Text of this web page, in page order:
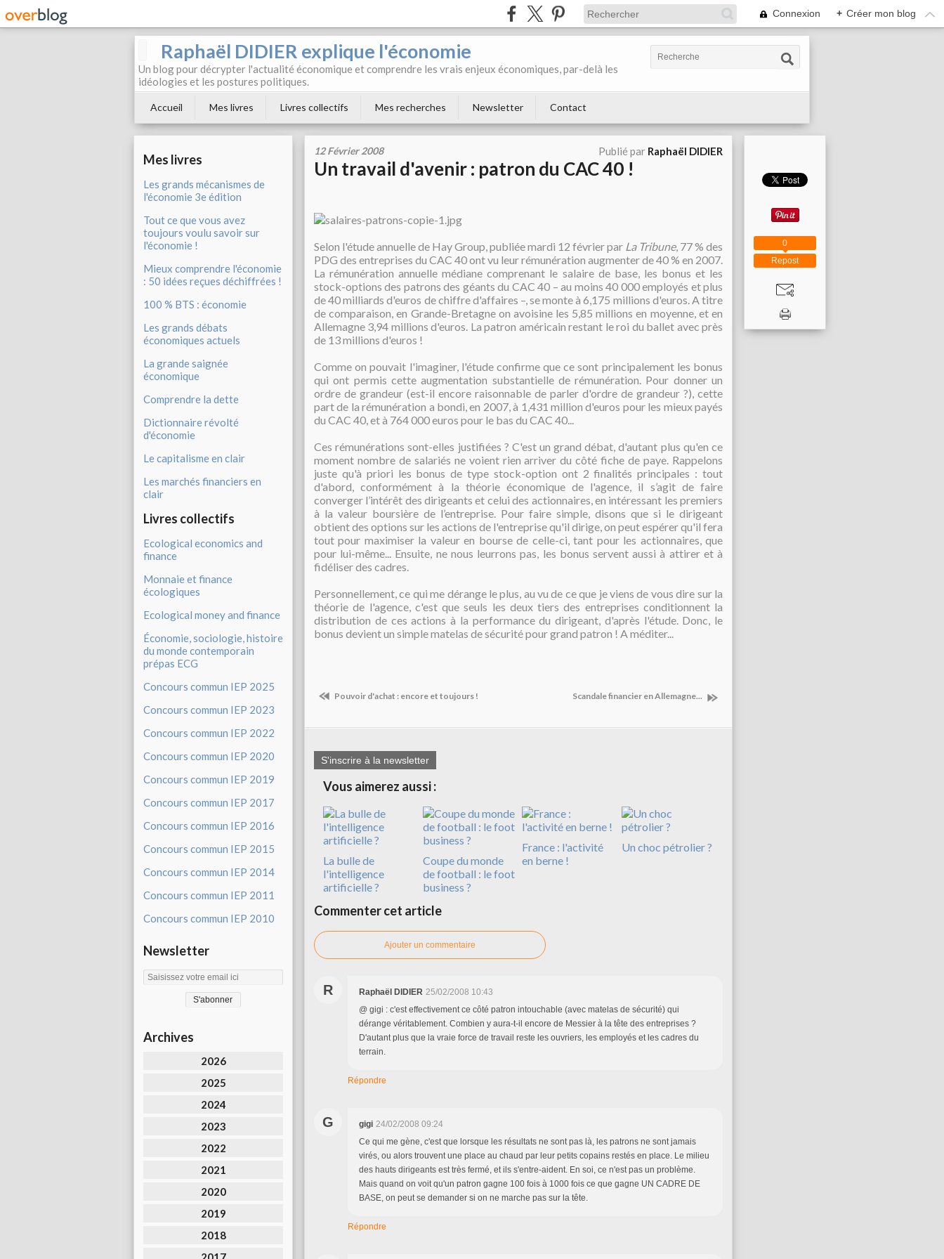
Connexion + Créer mon blog
Raphaël DIDIER explique l'économie
Un blog pour décrypter l'actualité économique et comprendre les vrais enjeux économiques, par-delà les
idéologies et les postures politiques.
Accueil Mes livres Livres collectifs Mes recherches Newsletter Contact
Mes livres
Les grands mécanismes de
l'économie 3e édition
Tout ce que vous avez
toujours voulu savoir sur
l'économie !
Mieux comprendre l'économie
: 50 idées reçues déchiffrées !
100 % BTS : économie
Les grands débats
économiques actuels
La grande saignée
économique
Comprendre la dette
Dictionnaire révolté
d'économie
Le capitalisme en clair
Les marchés financiers en
clair
Livres collectifs
Ecological economics and
finance
Monnaie et finance
écologiques
Ecological money and finance
Économie, sociologie, histoire
du monde contemporain
prépas ECG
Concours commun IEP 2025
Concours commun IEP 2023
Concours commun IEP 2022
Concours commun IEP 2020
Concours commun IEP 2019
Concours commun IEP 2017
Concours commun IEP 2016
Concours commun IEP 2015
Concours commun IEP 2014
Concours commun IEP 2011
Concours commun IEP 2010
Newsletter
Archives
2026
2025
2024
2023
2022
2021
2020
2019
2018
12 Février 2008 Publié par Raphaël DIDIER
Un travail d'avenir : patron du CAC 40 !
Selon l'étude annuelle de Hay Group, publiée mardi 12 février par La Tribune, 77 % des
PDG des entreprises du CAC 40 ont vu leur rémunération augmenter de 40 % en 2007.
La rémunération annuelle médiane comprenant le salaire de base, les bonus et les
stock-options des patrons des géants du CAC 40 – au moins 40 000 employés et plus
de 40 milliards d'euros de chiffre d'affaires –, se monte à 6,175 millions d'euros. A titre
de comparaison, en Grande-Bretagne on avoisine les 5,85 millions en moyenne, et en
Allemagne 3,94 millions d'euros. La patron américain restant le roi du ballet avec près
de 13 millions d'euros !
Comme on pouvait l'imaginer, l'étude confirme que ce sont principalement les bonus
qui ont permis cette augmentation substantielle de rémunération. Pour donner un
ordre de grandeur (est-il encore raisonnable de parler d'ordre de grandeur ?), cette
part de la rémunération a bondi, en 2007, à 1,431 million d'euros pour les mieux payés
du CAC 40, et à 764 000 euros pour le bas du CAC 40...
Ces rémunérations sont-elles justifiées ? C'est un grand débat, d'autant plus qu'en ce
moment nombre de salariés ne voient rien arriver du côté fiche de paye. Rappelons
juste qu'à priori les bonus de type stock-option ont 2 finalités principales : tout
d'abord, conformément à la théorie économique de l'agence, il s’agit de faire
converger l’intérêt des dirigeants et celui des actionnaires, en intéressant les premiers
à la valeur boursière de l’entreprise. Pour faire simple, disons que si le dirigeant
obtient des options sur les actions de l'entreprise qu'il dirige, on peut espérer qu'il fera
tout pour maximiser la valeur en bourse de celle-ci, tant pour les actionnaires, que
pour lui-même... Ensuite, ne nous leurrons pas, les bonus servent aussi à attirer et à
fidéliser des cadres.
Personnellement, ce qui me dérange le plus, au vu de ce que je viens de vous dire sur la
théorie de l'agence, c'est que seuls les deux tiers des entreprises conditionnent la
distribution de ces actions à la performance du dirigeant, d'après l'étude. Donc, le
bonus devient un simple matelas de sécurité pour grand patron ! A méditer...
Pouvoir d'achat : encore et toujours ! Scandale financier en Allemagne...
S'inscrire à la newsletter
Vous aimerez aussi :
La bulle de
l'intelligence
artificielle ?
Coupe du monde
de football : le foot
business ?
France : l'activité
en berne !
Un choc pétrolier ?
Commenter cet article
Ajouter un commentaire
R Raphaël DIDIER 25/02/2008 10:43
@ gigi : c'est effectivement ce côté patron intouchable (avec matelas de sécurité) qui
dérange véritablement. Combien y aura-t-il encore de Messier à la tête des entreprises ?
D'autant plus que la vraie force de travail reste les ouvriers, les employés et les cadres du
terrain.
Répondre
G gigi 24/02/2008 09:24
Ce qui me gène, c'est que lorsque les résultats ne sont pas là, les patrons ne sont jamais
virés, ou alors trouvent une place au chaud par leur petits copains restés en place. Le milieu
des hauts dirigeants est très fermé, et ils s'entre-aident. En soi, ce n'est pas un problème.
Mais quand on voit qu'un patron gagne 100 fois à 1000 fois ce que gagne UN CADRE DE
BASE, on peut se demander si on ne marche pas sur la tête.
Répondre
Repost
0